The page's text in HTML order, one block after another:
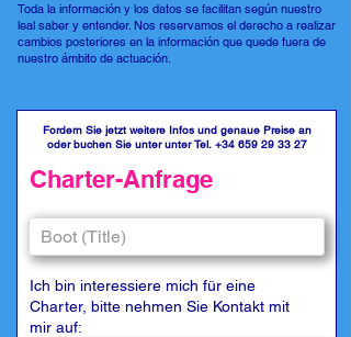
Toda la información y los datos se facilitan según nuestro
leal saber y entender. Nos reservamos el derecho a realizar
cambios posteriores en la información que quede fuera de
nuestro ámbito de actuación.
Fordern Sie jetzt weitere Infos und genaue Preise an
oder buchen Sie unter unter Tel. +34 659 29 33 27
Charter-Anfrage
Ich bin interessiere mich für eine
Charter, bitte nehmen Sie Kontakt mit
mir auf: